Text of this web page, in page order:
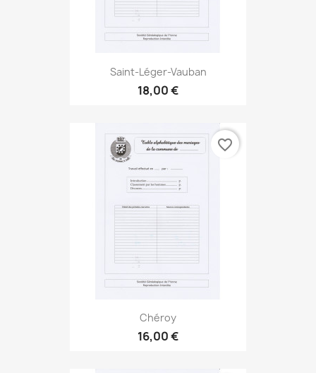
Saint-Léger-Vauban
18,00 €
Chéroy
16,00 €
favorite_border